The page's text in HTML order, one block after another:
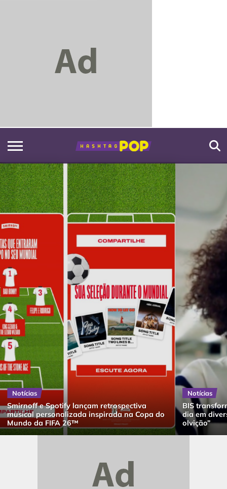
Notícias
Smirnoff e Spotify lançam retrospectiva
musical personalizada inspirada na Copa do
Mundo da FIFA 26™
Notícias
BIS
dia em
olvição”